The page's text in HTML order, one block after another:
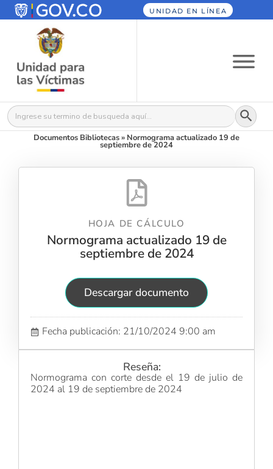
UNIDAD EN LÍNEA
Buscar: Botón
Documentos Bibliotecas» Normograma actualizado 19 de
septiembre de 2024
HOJA DE CÁLCULO
Normograma actualizado 19 de
septiembre de 2024
Descargar documento
Fecha publicación: 21/10/2024 9:00 am
Reseña:
Normograma con corte desde el 19 de julio de
2024 al 19 de septiembre de 2024